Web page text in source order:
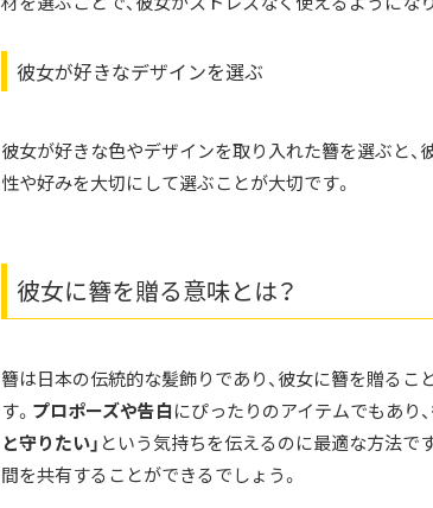
彼女が好きなデザインを選ぶ
彼女が好きな色やデザインを取り入れた簪を選ぶと
性や好みを大切にして選ぶことが大切です。
彼女に簪を贈る意味とは？
簪は日本の伝統的な髪飾りであり、彼女に簪を贈るこ
す。 プロポーズや告白にぴったりのアイテムでもあり
と守りたい」 という気持ちを伝えるのに最適な方法で
間を共有することができるでしょう。